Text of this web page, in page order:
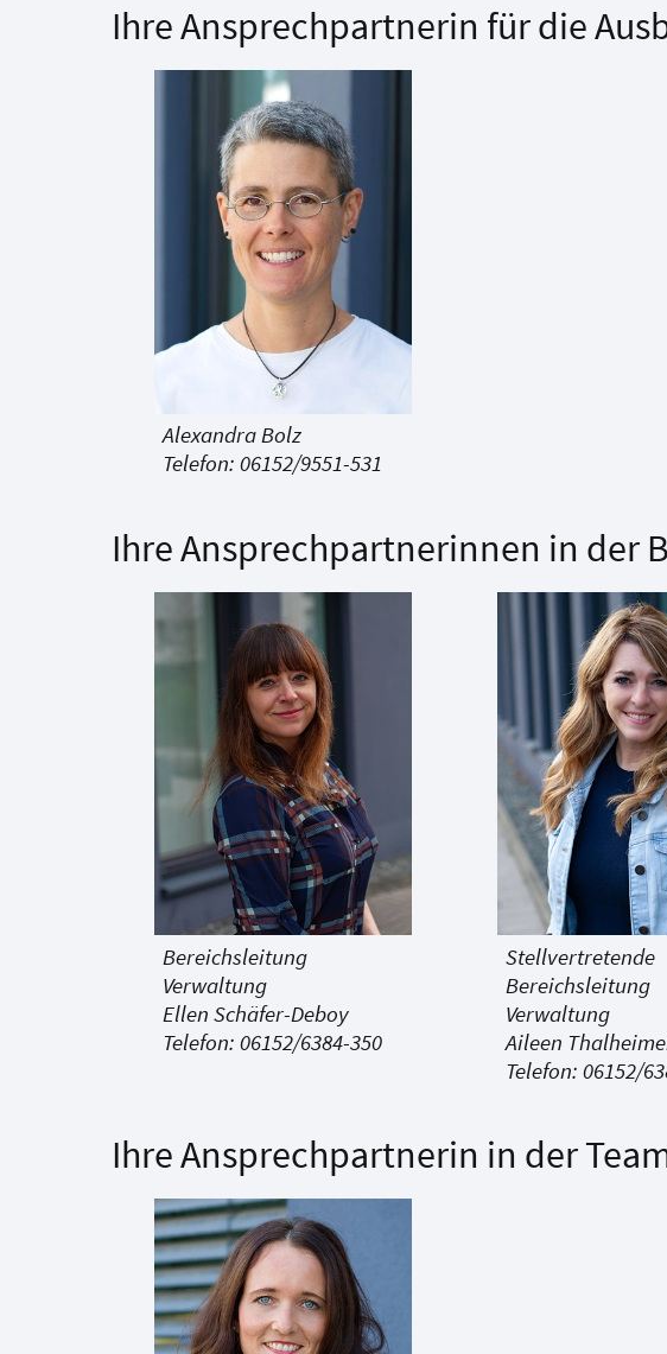
Ihre Ansprechpartnerin für die
Alexandra Bolz
Telefon: 06152/9551-531
Ihre Ansprechpartnerinnen in der
Bereichsleitung
Verwaltung
Ellen Schäfer-Deboy
Telefon: 06152/6384-350
Stellvertretende
Bereichsleitung
Verwaltung
Aileen
Telefon: 06152/
Ihre Ansprechpartnerin in der